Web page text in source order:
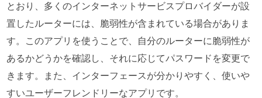
とおり、多くのインターネットサービスプロバイダーが設
置したルーターには、脆弱性が含まれている場合がありま
す。このアプリを使うことで、自分のルーターに脆弱性が
あるかどうかを確認し、それに応じてパスワードを変更で
きます。また、インターフェースが分かりやすく、使いや
すいユーザーフレンドリーなアプリです。